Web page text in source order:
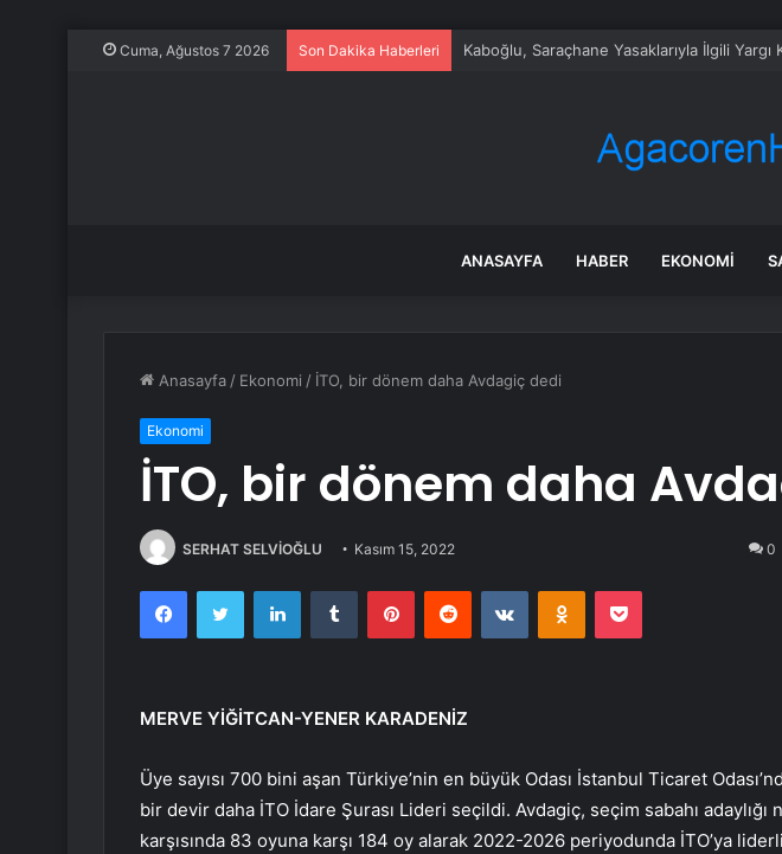
Cuma, Ağustos 7 2026 Son Dakika Haberleri Kaboğlu, Saraçhane Yasaklarıyla İlgili Yargı
ANASAYFA HABER EKONOMI
Anasayfa / Ekonomi / İTO, bir dönem daha Avdagiç dedi
Ekonomi
İTO, bir dönem daha
SERHAT SELVİOĞLU Kasım 15, 2022 0
FacebookTwitter LinkedInTumblr PinterestReddit VKontakteOdnoklassniki
Pocket
MERVE YİĞİTCAN-YENER KARADENİZ
Üye sayısı 700 bini aşan Türkiye’nin en büyük Odası İstanbul Ticaret
bir devir daha İTO İdare Şurası Lideri seçildi. Avdagiç, seçim sabahı
karşısında 83 oyuna karşı 184 oy alarak 2022-2026 periyodunda İTO’ya